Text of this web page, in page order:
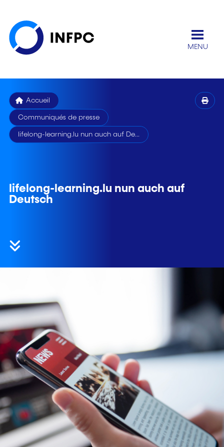
MENU
Accueil
Communiqués de presse
lifelong-learning.lu nun auch auf De...
lifelong-learning.lu nun auch auf
Deutsch